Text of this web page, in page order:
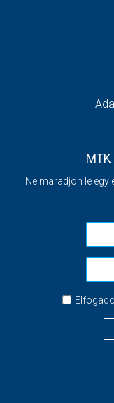
MTK
Ne maradjon le egy